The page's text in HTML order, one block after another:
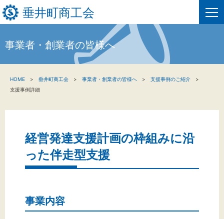
垂井町商工会
新着情報
垂井町商工会について
お問い合わせ
事業者・創業者の皆様へ
HOME 垂井町商工会 事業者・創業者の皆様へ
支援事例のご紹介
支援事例詳細
経営発達支援計画の枠組みに沿
った伴走型支援
事業内容